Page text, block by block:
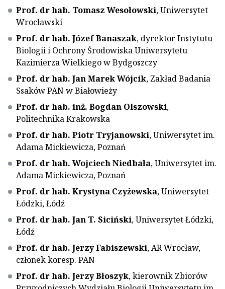
Prof. dr hab. Tomasz Wesołowski, Uniwersytet
Wrocławski
Prof. dr hab. Józef Banaszak, dyrektor Instytutu
Biologii i Ochrony Środowiska Uniwersytetu
Kazimierza Wielkiego w Bydgoszczy
Prof. dr hab. Jan Marek Wójcik, Zakład Badania
Ssaków PAN w Białowieży
Prof. dr hab. inż. Bogdan Olszowski,
Politechnika Krakowska
Prof. dr hab. Piotr Tryjanowski, Uniwersytet im.
Adama Mickiewicza, Poznań
Prof. dr hab. Wojciech Niedbała, Uniwersytet im.
Adama Mickiewicza, Poznań
Prof. dr hab. Krystyna Czyżewska, Uniwersytet
Łódzki, Łódź
Prof. dr hab. Jan T. Siciński, Uniwersytet Łódzki,
Łódź
Prof. dr hab. Jerzy Fabiszewski, AR Wrocław,
członek koresp. PAN
Prof. dr hab. Jerzy Błoszyk, kierownik Zbiorów